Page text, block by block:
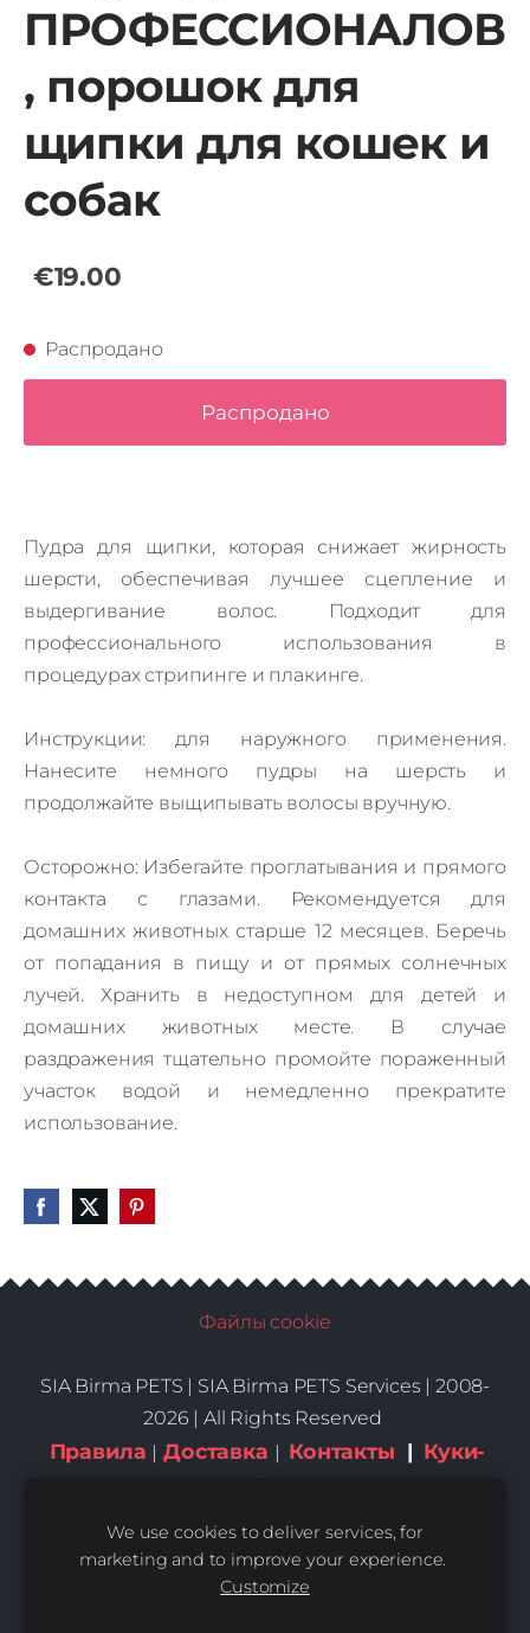
ПРОФЕССИОНАЛОВ
, порошок для
щипки для кошек и
собак
€19.00
Распродано
Распродано
Пудра для щипки, которая снижает жирность
шерсти, обеспечивая лучшее сцепление и
выдергивание волос.
Подходит для
профессионального использования в
процедурах стрипинге и плакинге.
Инструкции: для наружного применения.
Нанесите немного пудры на шерсть и
продолжайте выщипывать волосы вручную.
Осторожно: Избегайте проглатывания и прямого
контакта с глазами.
Рекомендуется для
домашних животных старше 12 месяцев. Беречь
от попадания в пищу и от прямых солнечных
лучей.
Хранить в недоступном для детей и
домашних животных месте.
В случае
раздражения тщательно промойте пораженный
участок водой и немедленно прекратите
использование.
Файлы cookie
SIA Birma PETS |
SIA Birma PETS Services | 2008-
2026 | All Rights Reserved
Правила Доставка Контакты | Куки-
файлы
We use cookies to deliver services, for
marketing and to improve your experience.
Customize